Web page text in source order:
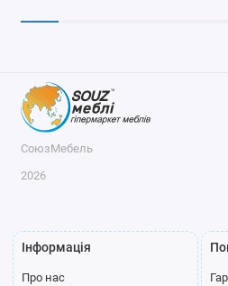
СоюзМебель
2026
Інформація
Про нас